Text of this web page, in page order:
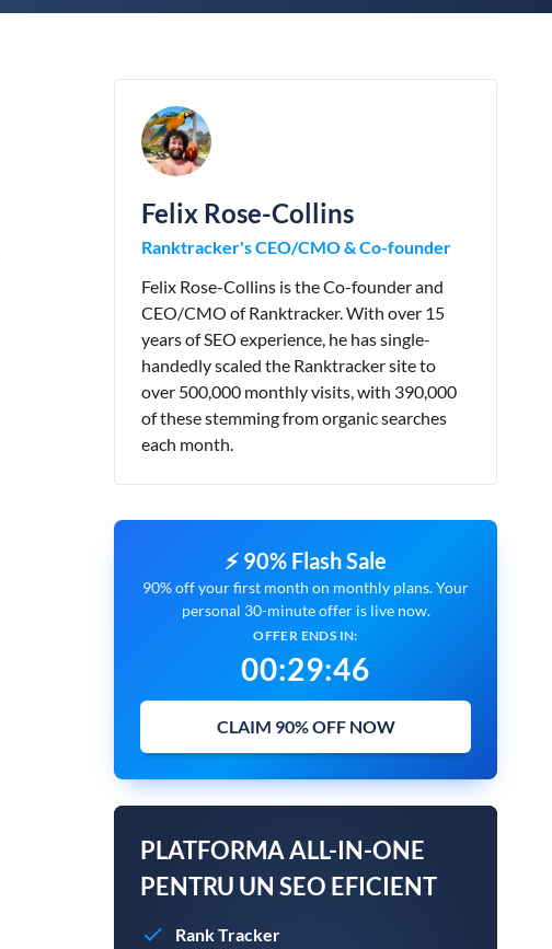
Felix Rose-Collins
Ranktracker's CEO/CMO & Co-founder
Felix Rose-Collins is the Co-founder and
CEO/CMO of Ranktracker. With over 15
years of SEO experience, he has single-
handedly scaled the Ranktracker site to
over 500,000 monthly visits, with 390,000
of these stemming from organic searches
each month.
⚡ 90% Flash Sale
90% off your first month on monthly plans. Your
personal 30-minute offer is live now.
OFFER ENDS IN:
00:29:45
CLAIM 90% OFF NOW
PLATFORMA ALL-IN-ONE
PENTRU UN SEO EFICIENT
Rank Tracker